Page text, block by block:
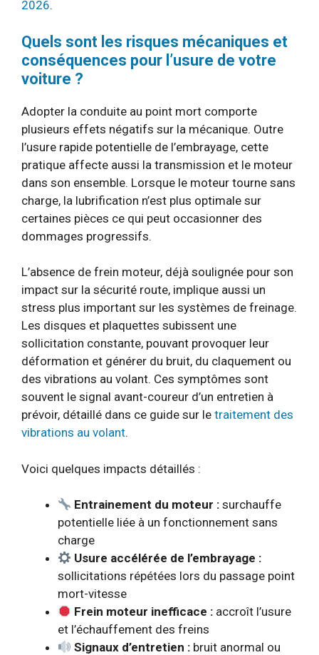
2026.
Quels sont les risques mécaniques et
conséquences pour l’usure de votre
voiture ?
Adopter la conduite au point mort comporte
plusieurs effets négatifs sur la mécanique. Outre
l’usure rapide potentielle de l’embrayage, cette
pratique affecte aussi la transmission et le moteur
dans son ensemble. Lorsque le moteur tourne sans
charge, la lubrification n’est plus optimale sur
certaines pièces ce qui peut occasionner des
dommages progressifs.
L’absence de frein moteur, déjà soulignée pour son
impact sur la sécurité route, implique aussi un
stress plus important sur les systèmes de freinage.
Les disques et plaquettes subissent une
sollicitation constante, pouvant provoquer leur
déformation et générer du bruit, du claquement ou
des vibrations au volant. Ces symptômes sont
souvent le signal avant-coureur d’un entretien à
prévoir, détaillé dans ce guide sur le traitement des
vibrations au volant.
Voici quelques impacts détaillés :
Entrainement du moteur : surchauffe
potentielle liée à un fonctionnement sans
charge
Usure accélérée de l’embrayage :
sollicitations répétées lors du passage point
mort-vitesse
Frein moteur inefficace : accroît l’usure
et l’échauffement des freins
Signaux d’entretien : bruit anormal ou